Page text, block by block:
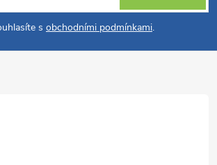
s obchodními podmínkami.